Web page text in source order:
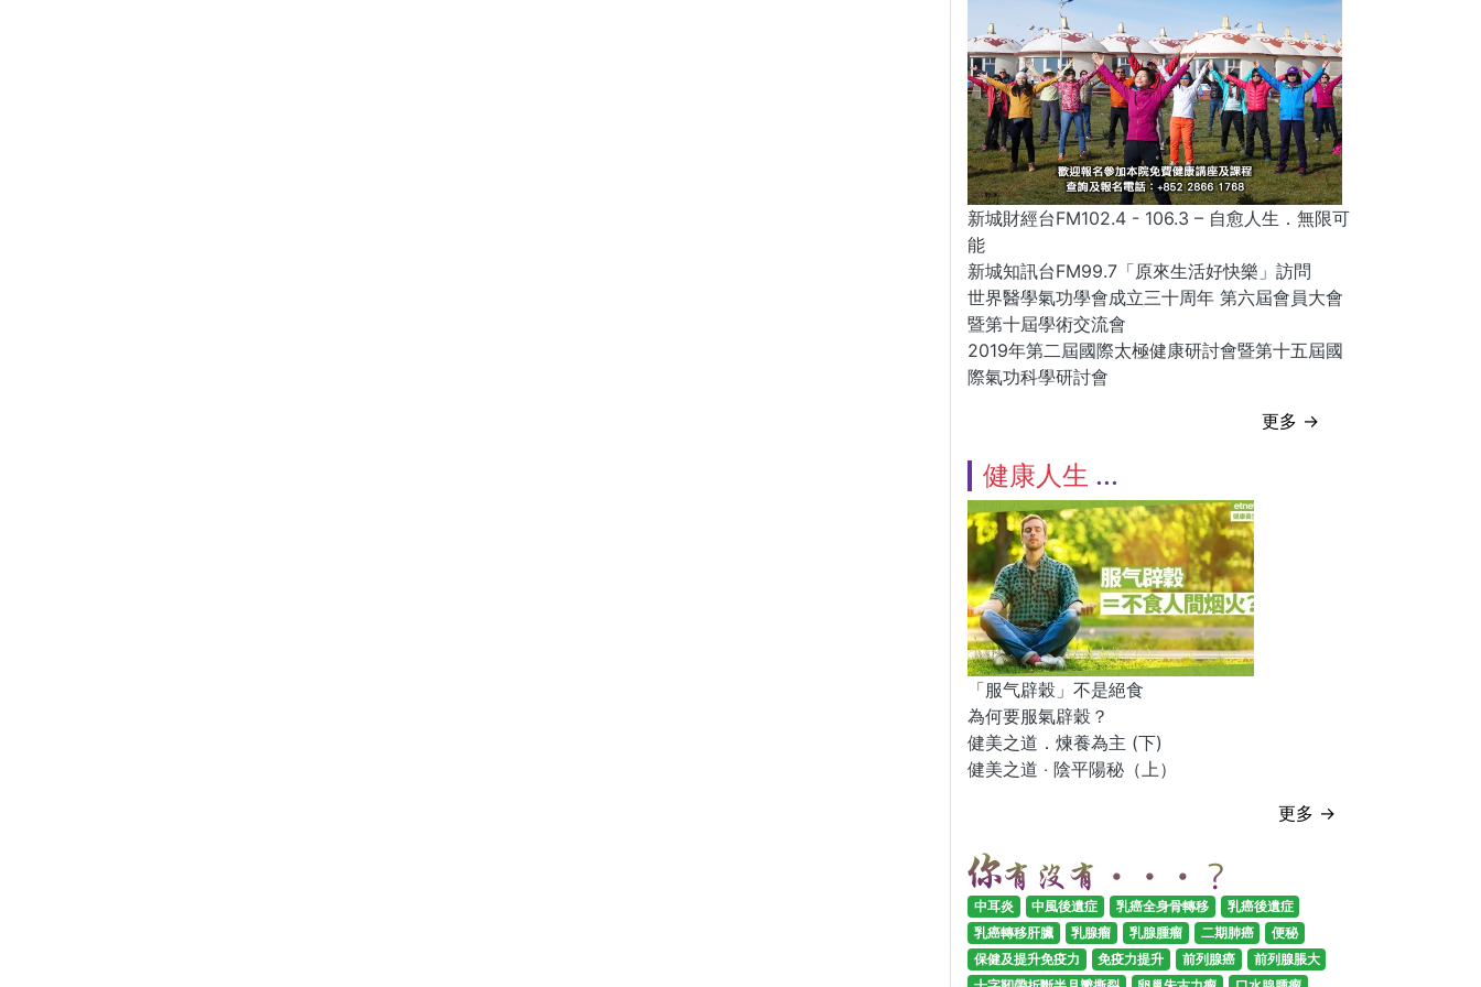
新城財經台FM102.4 - 106.3 – 自愈人生．無限可
能
新城知訊台FM99.7「原來生活好快樂」訪問
世界醫學氣功學會成立三十周年 第六屆會員大會
暨第十屆學術交流會
2019年第二屆國際太極健康研討會暨第十五屆國
際氣功科學研討會
更多 →
健康人生
「服气辟穀」不是絕食
為何要服氣辟穀？
健美之道．煉養為主 (下)
健美之道 ‧ 陰平陽秘（上）
更多 →
中耳炎 中風後遺症 乳癌全身骨轉移
乳癌後遺症
乳癌轉移肝臟
乳腺瘤 乳腺腫瘤 二期肺癌
便秘
保健及提升免疫力
免疫力提升 前列腺癌
前列腺脹大